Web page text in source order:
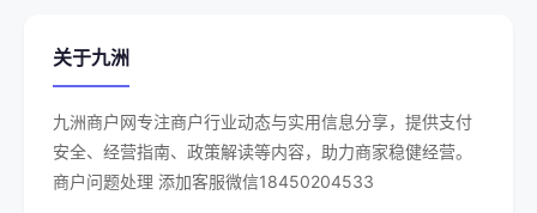
关于九洲
九洲商户网专注商户行业动态与实用信息分享，提供支付
安全、经营指南、政策解读等内容，助力商家稳健经营。
商户问题处理 添加客服微信18450204533